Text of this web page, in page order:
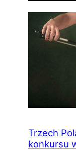
Trzech
konkursu